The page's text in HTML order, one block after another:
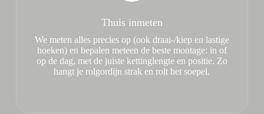
Thuis inmeten
We meten alles precies op (ook draai-/kiep en lastige
hoeken) en bepalen meteen de beste montage: in of
op de dag, met de juiste kettinglengte en positie. Zo
hangt je rolgordijn strak en rolt het soepel.